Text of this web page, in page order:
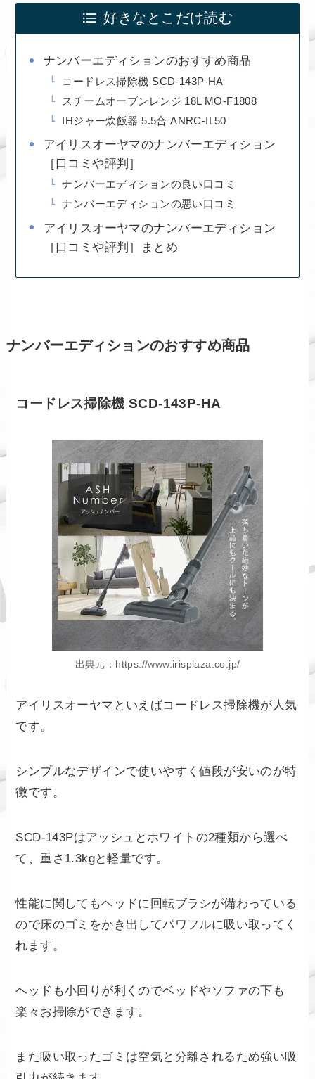
好きなとこだけ読む
ナンバーエディションのおすすめ商品
コードレス掃除機 SCD-143P-HA
スチームオーブンレンジ 18L MO-F1808
IHジャー炊飯器 5.5合 ANRC-IL50
アイリスオーヤマのナンバーエディション
［口コミや評判］
ナンバーエディションの良い口コミ
ナンバーエディションの悪い口コミ
アイリスオーヤマのナンバーエディション
［口コミや評判］まとめ
ナンバーエディションのおすすめ商品
コードレス掃除機 SCD-143P-HA
出典元：https://www.irisplaza.co.jp/
アイリスオーヤマといえばコードレス掃除機が人気
です。
シンプルなデザインで使いやすく値段が安いのが特
徴です。
SCD-143Pはアッシュとホワイトの2種類から選べ
て、重さ1.3kgと軽量です。
性能に関してもヘッドに回転ブラシが備わっている
ので床のゴミをかき出してパワフルに吸い取ってく
れます。
ヘッドも小回りが利くのでベッドやソファの下も
楽々お掃除ができます。
また吸い取ったゴミは空気と分離されるため強い吸